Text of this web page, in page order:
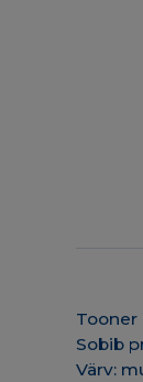
Tooner
Sobib
Värv: